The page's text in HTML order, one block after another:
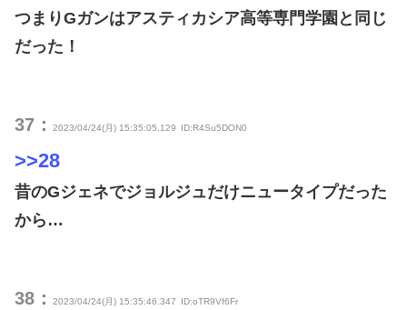
つまりGガンはアスティカシア高等専門学園と同じ
だった！
37： 2023/04/24(月) 15:35:05.129 ID:R4Su5DON0
>>28
昔のGジェネでジョルジュだけニュータイプだった
から…
38： 2023/04/24(月) 15:35:46.347 ID:oTR9Vf6Fr